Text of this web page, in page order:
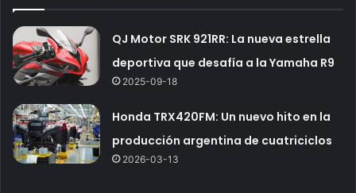
QJ Motor SRK 921RR: La nueva estrella
deportiva que desafía a la Yamaha R9
2025-09-18
Honda TRX420FM: Un nuevo hito en la
producción argentina de cuatriciclos
2026-03-13